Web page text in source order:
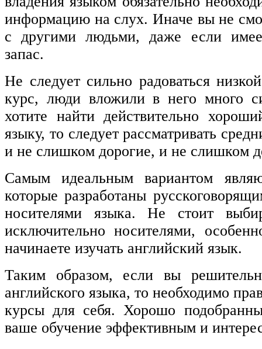
информацию на слух. Иначе вы не
с другими людьми, даже если
запас.
Не следует сильно радоваться
курс, люди вложили в него много
хотите найти действительно
языку, то следует рассматривать
и не слишком дорогие, и не слишком
Самым идеальным вариантом
которые разработаны
носителями языка. Не стоит
исключительно носителями,
начинаете изучать английский язык.
Таким образом, если вы
английского языка, то необходимо
курсы для себя. Хорошо
ваше обучение эффективным и